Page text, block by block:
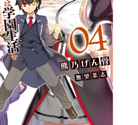
オーバーラップノベルス
オーバーラップノベルスf
ロサージュノベルス